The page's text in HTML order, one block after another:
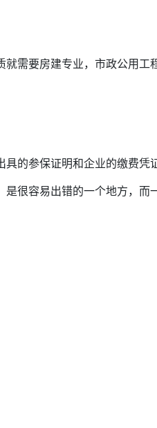
需要房建专业，市政公用工
的参保证明和企业的缴费凭
很容易出错的一个地方，而